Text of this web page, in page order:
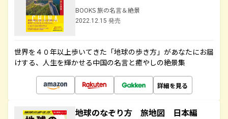
BOOKS 旅の名言＆絶景
2022.12.15 発売
世界を４０年以上歩いてきた「地球の歩き方」があなたにお届
けする、人生を輝かせる中国の名言と癒やしの絶景集
詳細を見る
地球のなぞり方 旅地図 日本編